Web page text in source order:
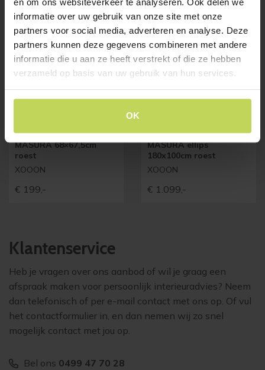
informatie over uw gebruik van onze site met onze
partners voor social media, adverteren en analyse. Deze
partners kunnen deze gegevens combineren met andere
informatie die u aan ze heeft verstrekt of die ze hebben
verzameld op basis van uw gebruik van hun services.
OK
Xooon salontafel
MASURA 68×67,5cm
roest
XOOON
€ 199,-
Xooon eetkamertafel
MASURA ellips
180x100cm roest
XOOON
€ 1.099,-
Klantenservice
Heb je vragen over ons aanbod of wil je graag een
afspraak maken voor persoonlijk interieuradvies? Neem
dan telefonisch of per e-mail contact met ons op. Of vul
het contactformulier in, en dan nemen wij zo snel
mogelijk contact met jou op.
Bel ons 0499 47 70 28